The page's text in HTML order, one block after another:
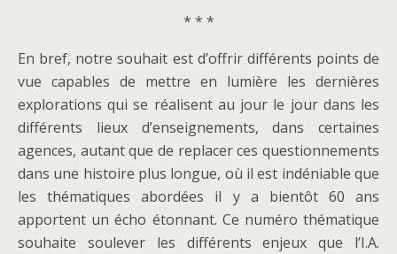
* * *
En bref, notre souhait est d’offrir différents points de
vue capables de mettre en lumière les dernières
explorations qui se réalisent au jour le jour dans les
différents lieux d’enseignements, dans certaines
agences, autant que de replacer ces questionnements
dans une histoire plus longue, où il est indéniable que
les thématiques abordées il y a bientôt 60 ans
apportent un écho étonnant. Ce numéro thématique
souhaite soulever les différents enjeux que l’I.A.